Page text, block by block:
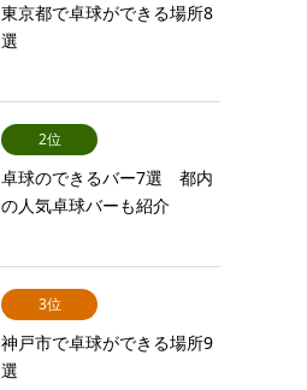
東京都で卓球ができる場所8
選
2位
卓球のできるバー7選 都内
の人気卓球バーも紹介
3位
神戸市で卓球ができる場所9
選